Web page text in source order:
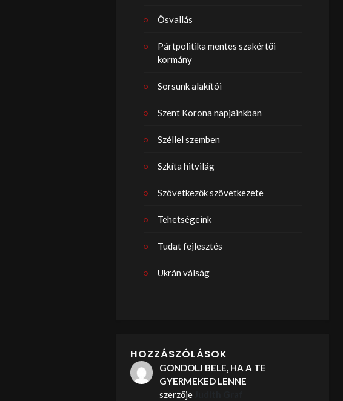
Ősvallás
Pártpolitika mentes szakértői
kormány
Sorsunk alakítói
Szent Korona napjainkban
Széllel szemben
Szkíta hitvilág
Szövetkezők szövetkezete
Tehetségeink
Tudat fejlesztés
Ukrán válság
HOZZÁSZÓLÁSOK
GONDOLJ BELE, HA A TE
GYERMEKED LENNE
szerzője